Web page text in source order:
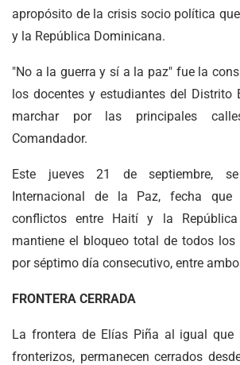
apropósito de la crisis socio política
y la República Dominicana.
"No a la guerra y sí a la paz" fue la
los docentes y estudiantes del Distrito
marchar por las principales
Comandador.
Este jueves 21 de septiembre,
Internacional de la Paz, fecha
conflictos entre Haití y la
mantiene el bloqueo total de todos
por séptimo día consecutivo, entre
FRONTERA CERRADA
La frontera de Elías Piña al igual que
fronterizos, permanecen cerrados